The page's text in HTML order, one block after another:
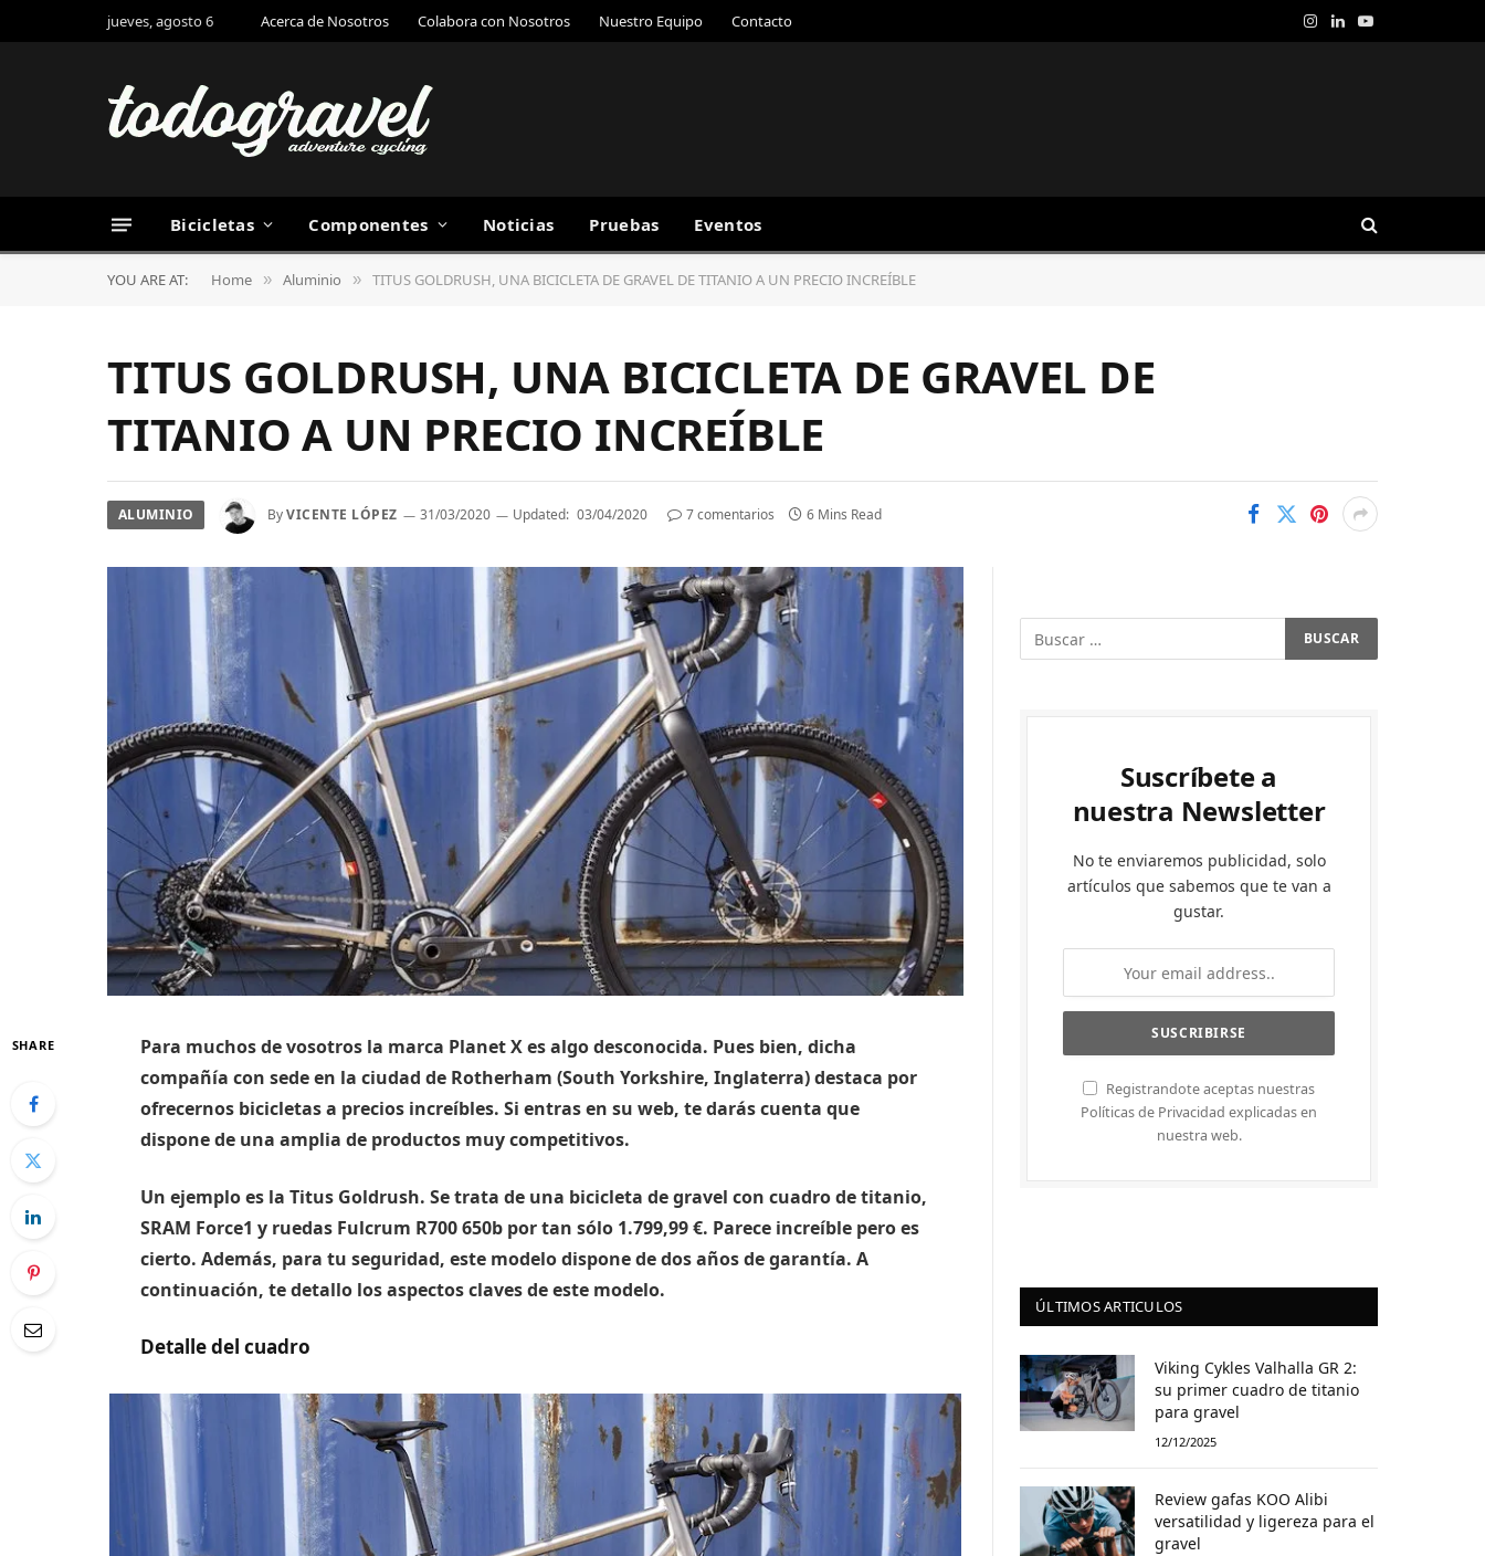
jueves, agosto 6 Acerca de Nosotros Colabora con Nosotros Nuestro Equipo Contacto Instagram
LinkedInYouTube
Bicicletas Componentes Noticias Pruebas Eventos
YOU ARE AT: Home » Aluminio » TITUS GOLDRUSH, UNA BICICLETA DE GRAVEL DE TITANIO A UN PRECIO INCREÍBLE
TITUS GOLDRUSH, UNA BICICLETA DE GRAVEL DE
TITANIO A UN PRECIO INCREÍBLE
ALUMINIO ByVICENTE LÓPEZ 31/03/2020 Updated: 03/04/2020 7 comentarios 6 Mins Read
SHARE
Para muchos de vosotros la marca Planet X es algo desconocida. Pues bien, dicha
compañía con sede en la ciudad de Rotherham (South Yorkshire, Inglaterra) destaca por
ofrecernos bicicletas a precios increíbles. Si entras en su web, te darás cuenta que
dispone de una amplia de productos muy competitivos.
Un ejemplo es la Titus Goldrush. Se trata de una bicicleta de gravel con cuadro de titanio,
SRAM Force1 y ruedas Fulcrum R700 650b por tan sólo 1.799,99 €. Parece increíble pero es
cierto. Además, para tu seguridad, este modelo dispone de dos años de garantía. A
continuación, te detallo los aspectos claves de este modelo.
Detalle del cuadro
Suscríbete a
nuestra Newsletter
No te enviaremos publicidad, solo
artículos que sabemos que te van a
gustar.
Registrandote aceptas nuestras
Políticas de Privacidad explicadas en
nuestra web.
ÚLTIMOS ARTICULOS
Viking Cykles Valhalla GR 2:
su primer cuadro de titanio
para gravel
12/12/2025
Review gafas KOO Alibi
versatilidad y ligereza para el
gravel